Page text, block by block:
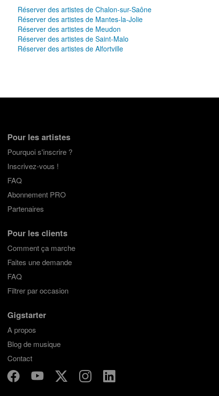
Réserver des artistes de Chalon-sur-Saône
Réserver des artistes de Mantes-la-Jolie
Réserver des artistes de Meudon
Réserver des artistes de Saint-Malo
Réserver des artistes de Alfortville
Pour les artistes
Pourquoi s'inscrire ?
Inscrivez-vous !
FAQ
Abonnement PRO
Partenaires
Pour les clients
Comment ça marche
Faites une demande
FAQ
Filtrer par occasion
Gigstarter
A propos
Blog de musique
Contact